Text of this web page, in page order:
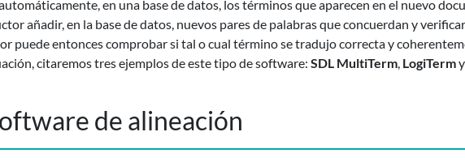
en una base de datos, los términos que aparecen en el nuevo
añadir, en la base de datos, nuevos pares de palabras que concuerdan y
puede entonces comprobar si tal o cual término se tradujo correcta y
citaremos tres ejemplos de este tipo de software: SDL MultiTerm LogiTermy
de alineación